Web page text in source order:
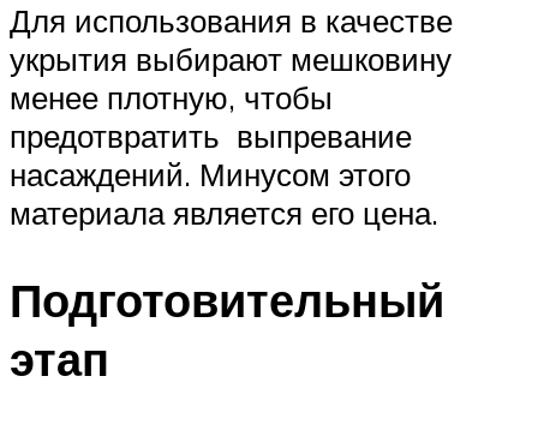
Для использования в качестве
укрытия выбирают мешковину
менее плотную, чтобы
предотвратить выпревание
насаждений. Минусом этого
материала является его цена.
Подготовительный
этап